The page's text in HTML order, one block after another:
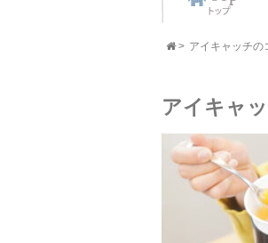
> アイキャッチの
アイキャ